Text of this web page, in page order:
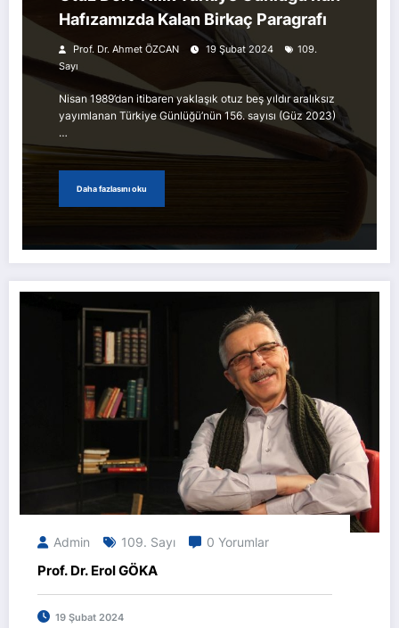
Hafızamızda Kalan Birkaç Paragrafı
Prof. Dr. Ahmet ÖZCAN 19 Şubat 2024
109.
Sayı
Nisan 1989’dan itibaren yaklaşık otuz beş yıldır aralıksız
yayımlanan Türkiye Günlüğü’nün 156. sayısı (Güz 2023)
…
Daha fazlasını oku
Admin 109. Sayı 0 Yorumlar
Prof. Dr. Erol GÖKA
19 Şubat 2024